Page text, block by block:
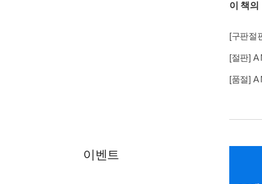
이 책의
[구판절
[절판] A
[품절] A
이벤트